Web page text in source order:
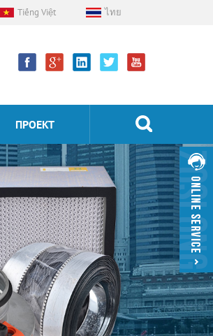
Tiếng Việt ไทย
ПРОЕКТ